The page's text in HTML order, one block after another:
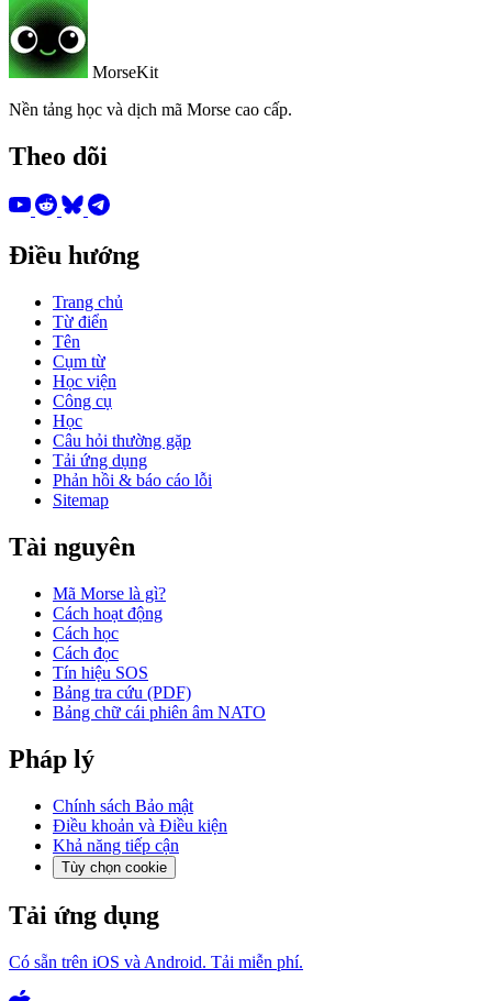
MorseKit
Nền tảng học và dịch mã Morse cao cấp.
Theo dõi
Điều hướng
Trang chủ
Từ điển
Tên
Cụm từ
Học viện
Công cụ
Học
Câu hỏi thường gặp
Tải ứng dụng
Phản hồi & báo cáo lỗi
Sitemap
Tài nguyên
Mã Morse là gì?
Cách hoạt động
Cách học
Cách đọc
Tín hiệu SOS
Bảng tra cứu (PDF)
Bảng chữ cái phiên âm NATO
Pháp lý
Chính sách Bảo mật
Điều khoản và Điều kiện
Khả năng tiếp cận
Tùy chọn cookie
Tải ứng dụng
Có sẵn trên iOS và Android. Tải miễn phí.